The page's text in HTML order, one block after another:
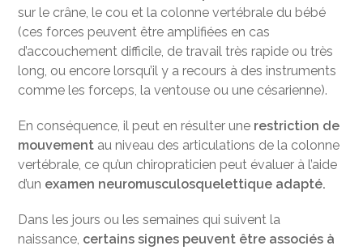
sur le crâne, le cou et la colonne vertébrale du bébé
(ces forces peuvent être amplifiées en cas
d’accouchement difficile, de travail très rapide ou très
long, ou encore lorsqu’il y a recours à des instruments
comme les forceps, la ventouse ou une césarienne).
En conséquence, il peut en résulter une restriction de
mouvement au niveau des articulations de la colonne
vertébrale, ce qu’un chiropraticien peut évaluer à l’aide
d’un examen neuromusculosquelettique adapté.
Dans les jours ou les semaines qui suivent la
naissance, certains signes peuvent être associés à